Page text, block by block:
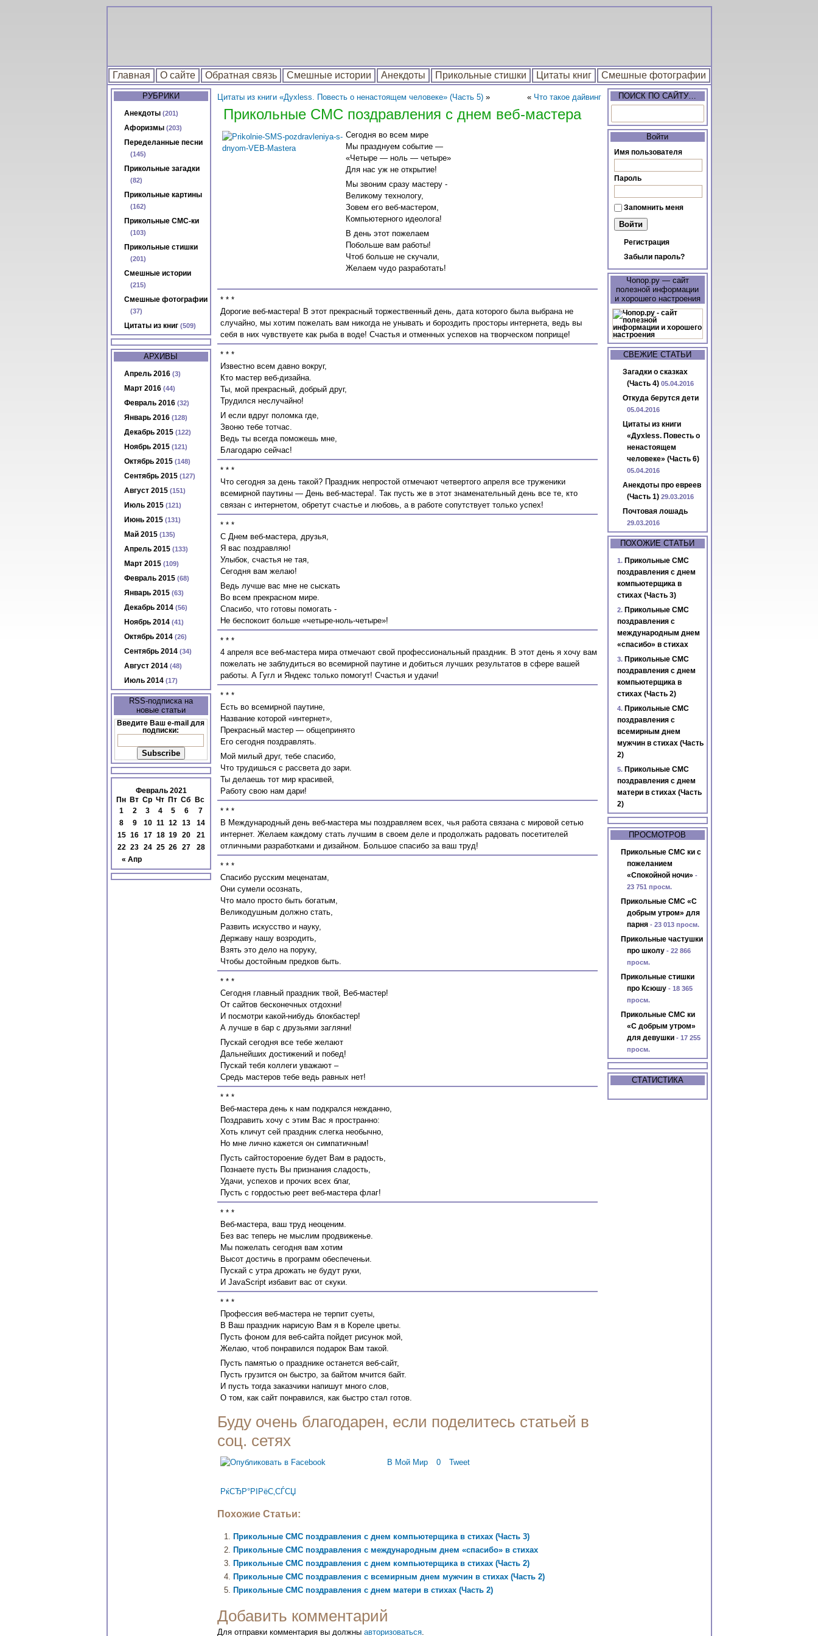
Главная О сайте Обратная связь Смешные истории Анекдоты Прикольные стишки Цитаты книг Смешные фотографии
РУБРИКИ
Анекдоты(201)
Афоризмы(203)
Переделанные песни
(145)
Прикольные загадки
(82)
Прикольные картины
(162)
Прикольные СМС-ки
(103)
Прикольные стишки
(201)
Смешные истории
(215)
Смешные фотографии
(37)
Цитаты из книг(509)
АРХИВЫ
Апрель 2016(3)
Март 2016(44)
Февраль 2016(32)
Январь 2016(128)
Декабрь 2015(122)
Ноябрь 2015(121)
Октябрь 2015(148)
Сентябрь 2015(127)
Август 2015(151)
Июль 2015(121)
Июнь 2015(131)
Май 2015(135)
Апрель 2015(133)
Март 2015(109)
Февраль 2015(68)
Январь 2015(63)
Декабрь 2014(56)
Ноябрь 2014(41)
Октябрь 2014(26)
Сентябрь 2014(34)
Август 2014(48)
Июль 2014(17)
RSS-подписка на
новые статьи
Введите Ваш e-mail для
подписки:
Февраль 2021
Пн
Вт Ср Чт Пт Сб Вс
« Апр
1 2 3 4 5 6
7
8
9 10 11 12 13
14
15 16 17 18 19 20
21
22 23 24 25 26 27 28
Цитаты из книги «Духless. Повесть о ненастоящем человеке» (Часть 5)» « Что такое дайвинг
Прикольные СМС поздравления с днем веб-мастера
Сегодня во всем мире
Мы празднуем событие —
«Четыре — ноль — четыре»
Для нас уж не открытие!
Мы звоним сразу мастеру -
Великому технологу,
Зовем его веб-мастером,
Компьютерного идеолога!
В день этот пожелаем
Побольше вам работы!
Чтоб больше не скучали,
Желаем чудо разработать!
* * *
Дорогие веб-мастера! В этот прекрасный торжественный день, дата которого была выбрана не
случайно, мы хотим пожелать вам никогда не унывать и бороздить просторы интернета, ведь вы
себя в них чувствуете как рыба в воде! Счастья и отменных успехов на творческом поприще!
* * *
Известно всем давно вокруг,
Кто мастер веб-дизайна.
Ты, мой прекрасный, добрый друг,
Трудился неслучайно!
И если вдруг поломка где,
Звоню тебе тотчас.
Ведь ты всегда поможешь мне,
Благодарю сейчас!
* * *
Что сегодня за день такой? Праздник непростой отмечают четвертого апреля все труженики
всемирной паутины — День веб-мастера!. Так пусть же в этот знаменательный день все те, кто
связан с интернетом, обретут счастье и любовь, а в работе сопутствует только успех!
* * *
С Днем веб-мастера, друзья,
Я вас поздравляю!
Улыбок, счастья не тая,
Сегодня вам желаю!
Ведь лучше вас мне не сыскать
Во всем прекрасном мире.
Спасибо, что готовы помогать -
Не беспокоит больше «четыре-ноль-четыре»!
* * *
4 апреля все веб-мастера мира отмечают свой профессиональный праздник. В этот день я хочу вам
пожелать не заблудиться во всемирной паутине и добиться лучших результатов в сфере вашей
работы. А Гугл и Яндекс только помогут! Счастья и удачи!
* * *
Есть во всемирной паутине,
Название которой «интернет»,
Прекрасный мастер — общепринято
Его сегодня поздравлять.
Мой милый друг, тебе спасибо,
Что трудишься с рассвета до зари.
Ты делаешь тот мир красивей,
Работу свою нам дари!
* * *
В Международный день веб-мастера мы поздравляем всех, чья работа связана с мировой сетью
интернет. Желаем каждому стать лучшим в своем деле и продолжать радовать посетителей
отличными разработками и дизайном. Большое спасибо за ваш труд!
* * *
Спасибо русским меценатам,
Они сумели осознать,
Что мало просто быть богатым,
Великодушным должно стать,
Развить искусство и науку,
Державу нашу возродить,
Взять это дело на поруку,
Чтобы достойным предков быть.
* * *
Сегодня главный праздник твой, Веб-мастер!
От сайтов бесконечных отдохни!
И посмотри какой-нибудь блокбастер!
А лучше в бар с друзьями загляни!
Пускай сегодня все тебе желают
Дальнейших достижений и побед!
Пускай тебя коллеги уважают –
Средь мастеров тебе ведь равных нет!
* * *
Веб-мастера день к нам подкрался нежданно,
Поздравить хочу с этим Вас я пространно:
Хоть кличут сей праздник слегка необычно,
Но мне лично кажется он симпатичным!
Пусть сайтостороение будет Вам в радость,
Познаете пусть Вы признания сладость,
Удачи, успехов и прочих всех благ,
Пусть с гордостью реет веб-мастера флаг!
* * *
Веб-мастера, ваш труд неоценим.
Без вас теперь не мыслим продвиженье.
Мы пожелать сегодня вам хотим
Высот достичь в программ обеспеченьи.
Пускай с утра дрожать не будут руки,
И JavaScript избавит вас от скуки.
* * *
Профессия веб-мастера не терпит суеты,
В Ваш праздник нарисую Вам я в Кореле цветы.
Пусть фоном для веб-сайта пойдет рисунок мой,
Желаю, чтоб понравился подарок Вам такой.
Пусть памятью о празднике останется веб-сайт,
Пусть грузится он быстро, за байтом мчится байт.
И пусть тогда заказчики напишут много слов,
О том, как сайт понравился, как быстро стал готов.
Буду очень благодарен, если поделитесь статьей в
соц. сетях
В Мой Мир 0 Tweet
РќСЂР°РІРёС‚СЃСЏ
Похожие Статьи:
Прикольные СМС поздравления с днем компьютерщика в стихах (Часть 3)
Прикольные СМС поздравления с международным днем «спасибо» в стихах
Прикольные СМС поздравления с днем компьютерщика в стихах (Часть 2)
Прикольные СМС поздравления с всемирным днем мужчин в стихах (Часть 2)
Прикольные СМС поздравления с днем матери в стихах (Часть 2)
Добавить комментарий
Для отправки комментария вы должны авторизоваться.
ПОИСК ПО САЙТУ…
Войти
Имя пользователя
Пароль
Запомнить меня
Регистрация
Забыли пароль?
Чопор.ру — сайт
полезной информации
и хорошего настроения
СВЕЖИЕ СТАТЬИ
Загадки о сказках
(Часть 4) 05.04.2016
Откуда берутся дети
05.04.2016
Цитаты из книги
«Духless. Повесть о
ненастоящем
человеке» (Часть 6)
05.04.2016
Анекдоты про евреев
(Часть 1) 29.03.2016
Почтовая лошадь
29.03.2016
ПОХОЖИЕ СТАТЬИ
Прикольные СМС
поздравления с днем
компьютерщика в
стихах (Часть 3)
Прикольные СМС
поздравления с
международным днем
«спасибо» в стихах
Прикольные СМС
поздравления с днем
компьютерщика в
стихах (Часть 2)
Прикольные СМС
поздравления с
всемирным днем
мужчин в стихах (Часть
2)
Прикольные СМС
поздравления с днем
матери в стихах (Часть
2)
ПРОСМОТРОВ
Прикольные СМС ки с
пожеланием
«Спокойной ночи» -
23 751 просм.
Прикольные СМС «С
добрым утром» для
парня- 23 013 просм.
Прикольные частушки
про школу- 22 866
просм.
Прикольные стишки
про Ксюшу- 18 365
просм.
Прикольные СМС ки
«С добрым утром»
для девушки- 17 255
просм.
СТАТИСТИКА